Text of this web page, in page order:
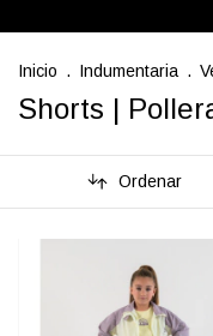
Inicio . Indumentaria .
Shorts |
Ordenar